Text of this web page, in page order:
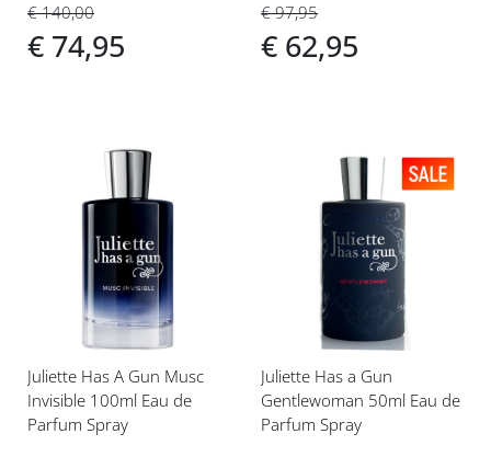
€ 140,00
€ 74,95
€ 97,95
€ 62,95
Voeg
verlanglijst
Juliette Has A Gun Musc
Invisible 100ml Eau de
Parfum Spray
Voeg
verlanglijst
Juliette Has a Gun
Gentlewoman 50ml Eau de
Parfum Spray